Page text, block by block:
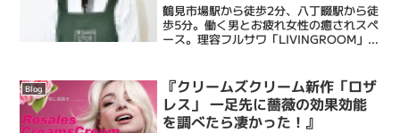
鶴見市場駅から徒歩2分、八丁畷駅から徒
歩5分。働く男とお疲れ女性の癒されスペ
ース。理容フルサワ「LIVINGROOM」室
日に癒しのひとときを提供するメンズバ
ーバーです。...
Blog
『クリームズクリーム新作「ロザ
レス」 一足先に薔薇の効果効能
を調べたら凄かった！』